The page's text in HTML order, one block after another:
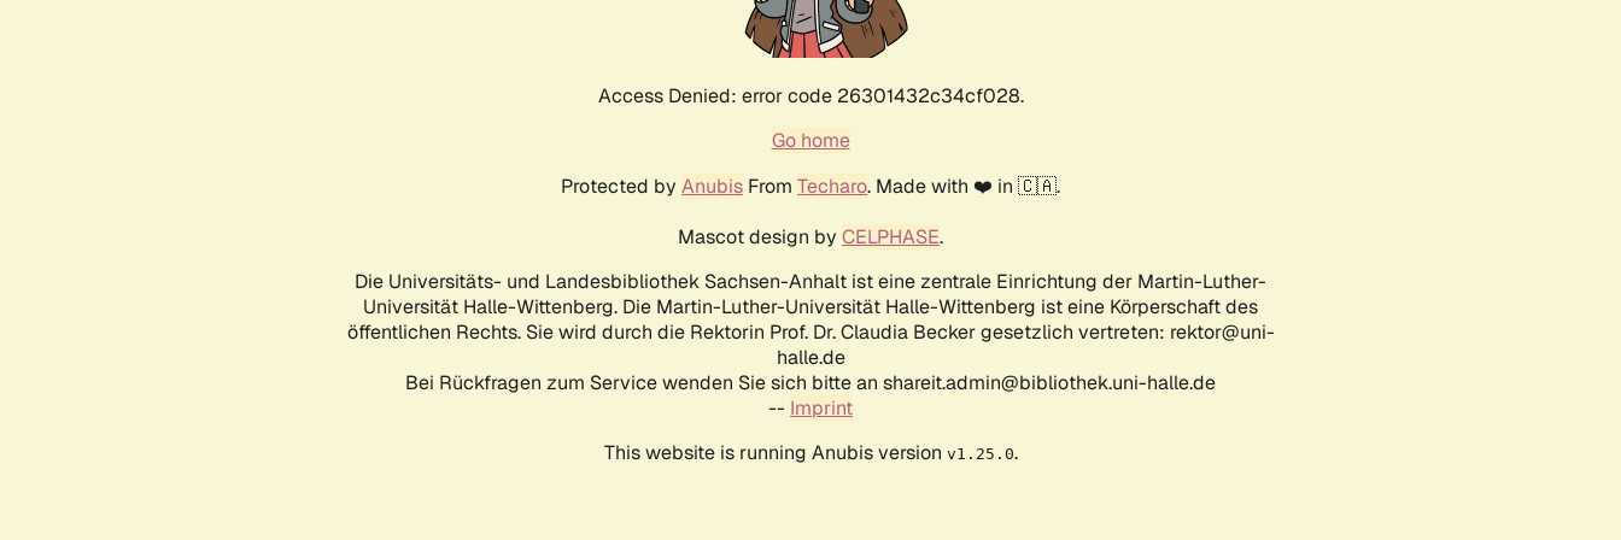
Access Denied: error code 26301432c34cf028.
Go home
Protected by Anubis From Techaro. Made with ❤️ in 🇨🇦.
Mascot design by CELPHASE.
Die Universitäts- und Landesbibliothek Sachsen-Anhalt ist eine zentrale Einrichtung der Martin-Luther-
Universität Halle-Wittenberg. Die Martin-Luther-Universität Halle-Wittenberg ist eine Körperschaft des
öffentlichen Rechts. Sie wird durch die Rektorin Prof. Dr. Claudia Becker gesetzlich vertreten: rektor@uni-
halle.de
Bei Rückfragen zum Service wenden Sie sich bitte an shareit.admin@bibliothek.uni-halle.de
-- Imprint
This website is running Anubis version v1.25.0.